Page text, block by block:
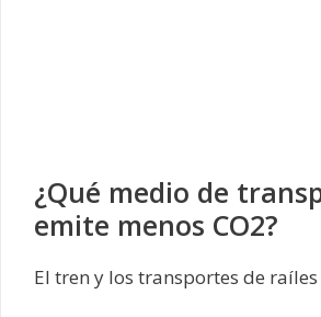
¿Qué medio de
emite menos CO2?
El tren y los transportes de raíles